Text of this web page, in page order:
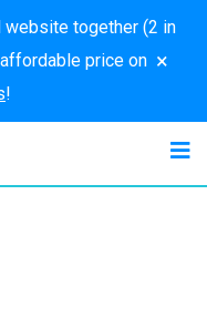
website together (2 in
price on
!
×